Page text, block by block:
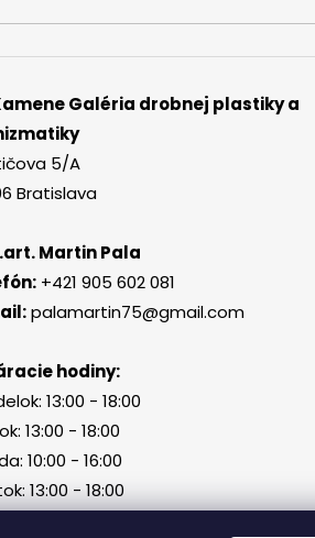
Galéria drobnej plastiky a
5/A
Bratislava
Martin Pala
+421 905 602 081
palamartin75@gmail.com
hodiny:
13:00 - 18:00
13:00 - 18:00
10:00 - 16:00
13:00 - 18:00